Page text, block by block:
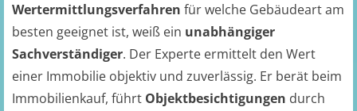
Wertermittlungsverfahren für welche Gebäudeart am
besten geeignet ist, weiß ein unabhängiger
Sachverständiger. Der Experte ermittelt den Wert
einer Immobilie objektiv und zuverlässig. Er berät beim
Immobilienkauf, führt Objektbesichtigungen durch